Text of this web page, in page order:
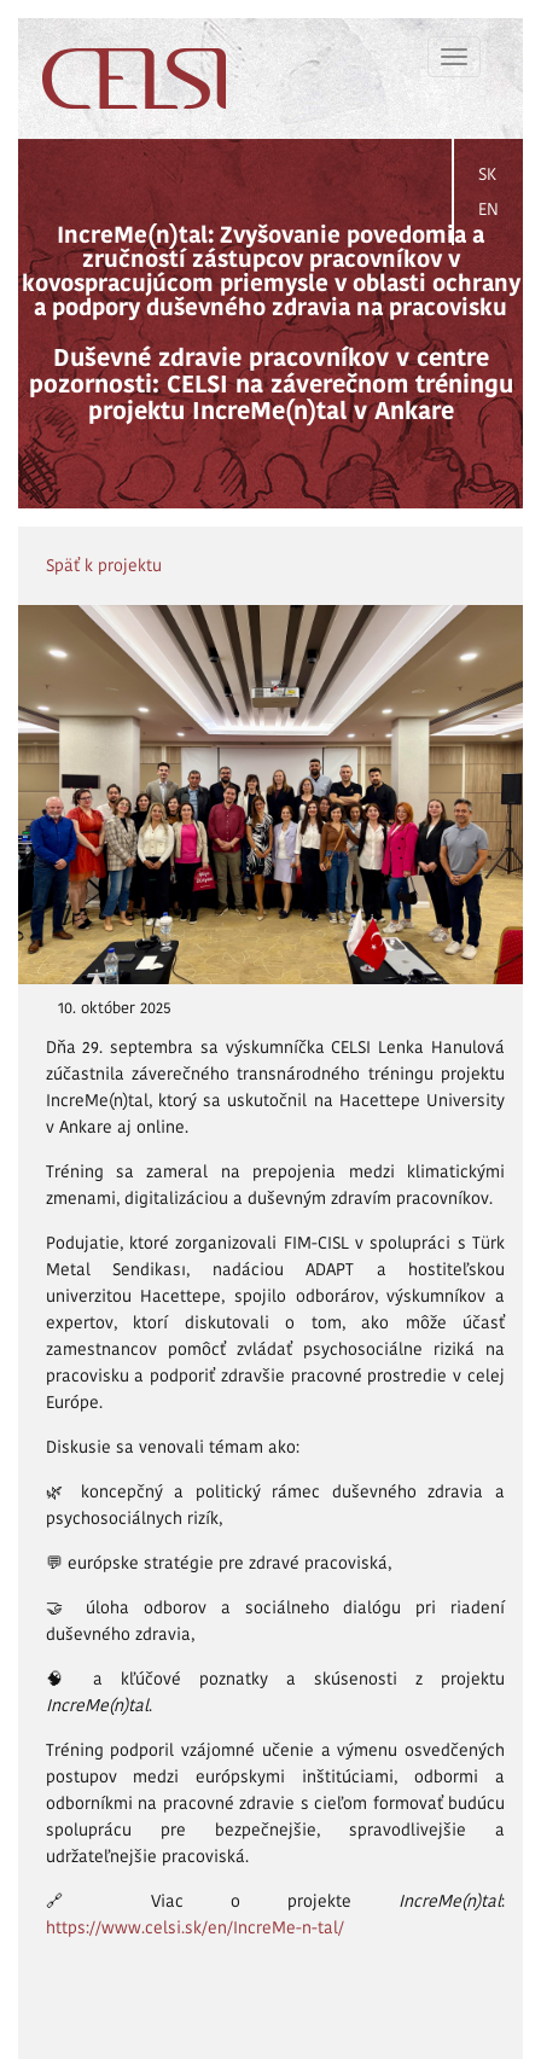
Toggle
navigation
SK
EN
IncreMe(n)tal: Zvyšovanie povedomia a
zručností zástupcov pracovníkov v
kovospracujúcom priemysle v oblasti ochrany
a podpory duševného zdravia na pracovisku
Duševné zdravie pracovníkov v centre
pozornosti: CELSI na záverečnom tréningu
projektu IncreMe(n)tal v Ankare
Späť k projektu
10. október 2025
Dňa 29. septembra sa výskumníčka CELSI Lenka Hanulová
zúčastnila záverečného transnárodného tréningu projektu
IncreMe(n)tal, ktorý sa uskutočnil na Hacettepe University
v Ankare aj online.
Tréning sa zameral na prepojenia medzi klimatickými
zmenami, digitalizáciou a duševným zdravím pracovníkov.
Podujatie, ktoré zorganizovali FIM-CISL v spolupráci s Türk
Metal Sendikası, nadáciou ADAPT a hostiteľskou
univerzitou Hacettepe, spojilo odborárov, výskumníkov a
expertov, ktorí diskutovali o tom, ako môže účasť
zamestnancov pomôcť zvládať psychosociálne riziká na
pracovisku a podporiť zdravšie pracovné prostredie v celej
Európe.
Diskusie sa venovali témam ako:
🌿 koncepčný a politický rámec duševného zdravia a
psychosociálnych rizík,
💬 európske stratégie pre zdravé pracoviská,
🤝 úloha odborov a sociálneho dialógu pri riadení
duševného zdravia,
🧠 a kľúčové poznatky a skúsenosti z projektu
IncreMe(n)tal.
Tréning podporil vzájomné učenie a výmenu osvedčených
postupov medzi európskymi inštitúciami, odbormi a
odborníkmi na pracovné zdravie s cieľom formovať budúcu
spoluprácu pre bezpečnejšie, spravodlivejšie a
udržateľnejšie pracoviská.
🔗 Viac o projekte IncreMe(n)tal:
https://www.celsi.sk/en/IncreMe-n-tal/